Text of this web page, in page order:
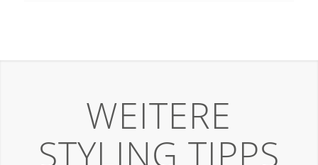
WEITERE
STYLING TIPPS